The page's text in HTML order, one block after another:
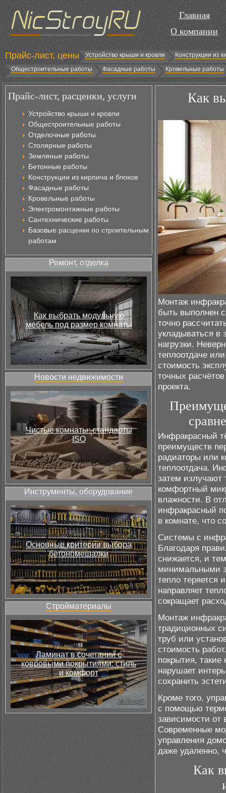
Главная
О компании
Прайс-лист, цены Устройство крыши и кровли
Конструкции из
Общестроительные работы
Фасадные работы Кровельные работы
Прайс-лист, расценки, услуги
Устройство крыши и кровли
Общестроительные работы
Отделочные работы
Столярные работы
Земляные работы
Бетонные работы
Конструкции из кирпича и блоков
Фасадные работы
Кровельные работы
Электромонтажные работы
Сантехнические работы
Базовые расценки по строительным
работам
Ремонт, отделка
Как выбрать модульную
мебель под размер комнаты
Новости недвижимости
Чистые комнаты: стандарты
ISO
Инструменты, оборудование
Основные критерии выбора
бетономешалки
Стройматериалы
Ламинат в сочетании с
ковровыми покрытиями: стиль
и комфорт
Как
Монтаж
быть выполнен
точно
укладываться в
нагрузки.
теплоотдаче
стоимость
точных
проекта.
Инфракрасный
преимуществ
радиаторы или
теплоотдача.
затем излучают
комфортный
влажности. В
инфракрасный
в комнате, что
Системы с
Благодаря
снижается, и
минимальными
тепло теряется
направляет
сокращает
Монтаж
традиционных
труб или
стоимость
покрытия, такие
нарушает
сохранить
Кроме того,
с помощью
зависимости от
Современные
управления
даже удаленно,
Как